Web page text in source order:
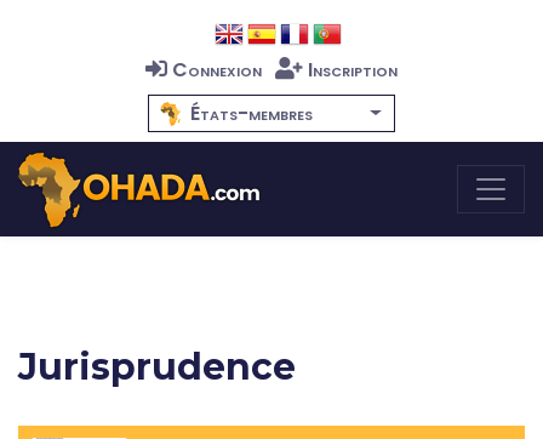
Connexion
Inscription
États-membres
Jurisprudence